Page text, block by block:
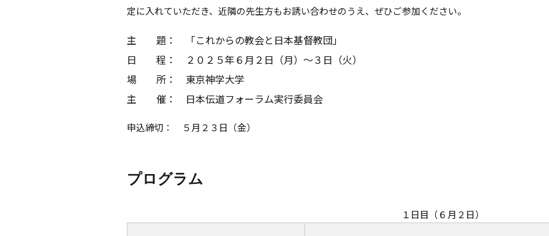
定に入れていただき、近隣の先生方もお誘い合わせのうえ、ぜひご参加ください。
主 題： 「これからの教会と日本基督教団」
日 程： ２０２５年６月２日（月）～３日（火）
場 所： 東京神学大学
主 催： 日本伝道フォーラム実行委員会
申込締切： ５月２３日（金）
プログラム
１日目（６月２日）